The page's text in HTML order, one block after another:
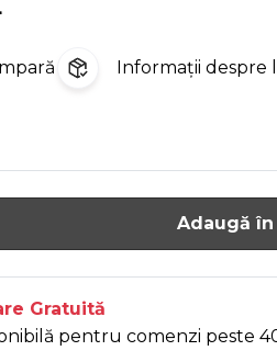
Informații despre
Adaugă în
Gratuită
pentru comenzi peste